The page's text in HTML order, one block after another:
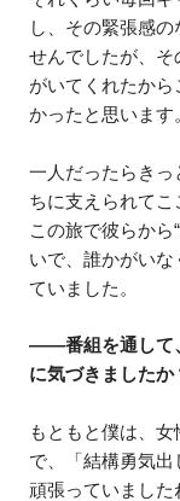
し、その緊張感
せんでしたが、
がいてくれたか
かったと思います
一人だったらきっ
ちに支えられてこ
この旅で彼らから
いで、誰かがい
ていました。
——番組を通して
に気づきましたか
もともと僕は、
で、「結構勇気
頑張っていました